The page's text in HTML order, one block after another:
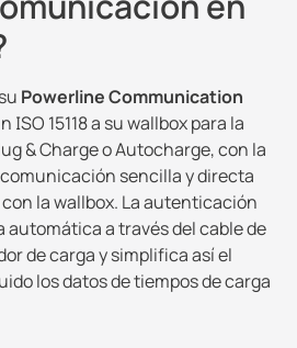
Powerline Communication
ISO 15118 a su wallbox para la
& Charge o Autocharge, con la
sencilla y directa
la wallbox. La autenticación
automática a través del cable de
de carga y simplifica así el
los datos de tiempos de carga